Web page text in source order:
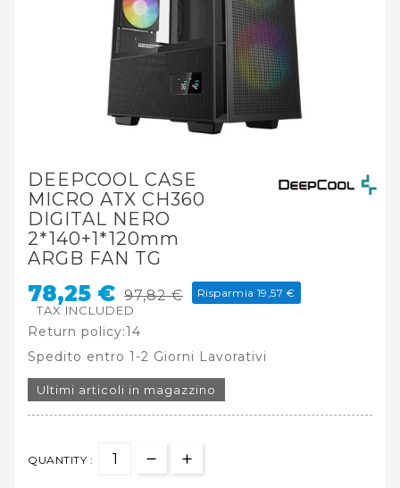
DEEPCOOL CASE
MICRO ATX CH360
DIGITAL NERO
2*140+1*120mm
ARGB FAN TG
78,25 € 97,82 € Risparmia 19,57 €
TAX INCLUDED
Return policy:14
Spedito entro 1-2 Giorni Lavorativi
Ultimi articoli in magazzino
QUANTITY :